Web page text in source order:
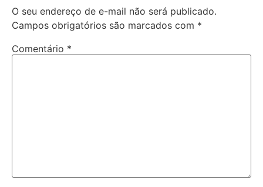
O seu endereço de e-mail não será publicado.
Campos obrigatórios são marcados com *
Comentário *